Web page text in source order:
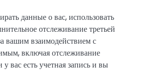
данные о вас, использовать
отслеживание третьей
вашим взаимодействием с
включая отслеживание
у вас есть учетная запись и вы